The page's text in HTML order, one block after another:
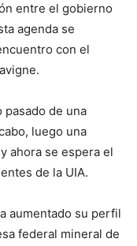
entre el gobierno
agenda se
con el
pasado de una
luego una
ahora se espera el
de la UIA.
aumentado su perfil
federal mineral de